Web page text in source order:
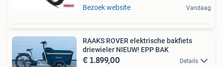
Bezoek website Vandaag
RAAKS ROVER elektrische bakfiets
driewieler NIEUW! EPP BAK
€ 1.899,00 Details